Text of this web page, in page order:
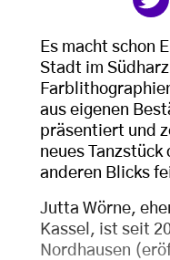
Es macht schon
Stadt im
aus eigenen
präsentiert und
neues
anderen Blicks
Jutta Wörne,
Kassel, ist seit
Nordhausen